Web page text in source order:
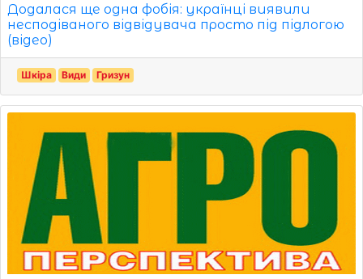
Додалася ще одна фобія: українці виявили
несподіваного відвідувача просто під підлогою
(відео)
Шкіра Види Гризун